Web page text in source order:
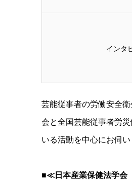
インタ
芸能従事者の労働安全
会と全国芸能従事者労
いる活動を中心にお伺
■≪日本産業保健法学